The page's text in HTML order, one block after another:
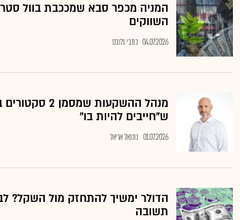
המניה מכפר סבא שמככבת בוול
השווקים
04.07.2026 כתבי גלובס
מנהל ההשקעות
ש"חייבים להיות בו"
01.07.2026 נתנאל אריאל
הדולר ימשיך להתחזק מול השקל?
תשובה